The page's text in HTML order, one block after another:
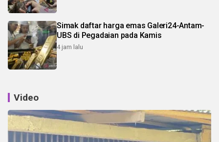
Simak daftar harga emas Galeri24-Antam-
UBS di Pegadaian pada Kamis
4 jam lalu
Video